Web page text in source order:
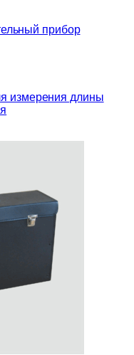
прибор
измерения длины